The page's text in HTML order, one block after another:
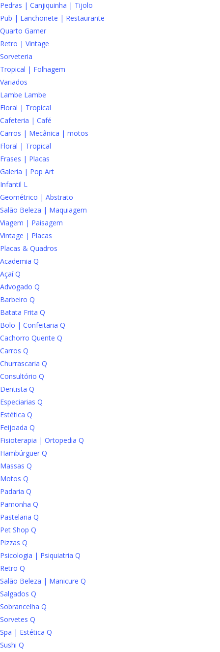
Pedras | Canjiquinha | Tijolo
Pub | Lanchonete | Restaurante
Quarto Gamer
Retro | Vintage
Sorveteria
Tropical | Folhagem
Variados
Lambe Lambe
Floral | Tropical
Cafeteria | Café
Carros | Mecânica | motos
Floral | Tropical
Frases | Placas
Galeria | Pop Art
Infantil L
Geométrico | Abstrato
Salão Beleza | Maquiagem
Viagem | Paisagem
Vintage | Placas
Placas & Quadros
Academia Q
Açaí Q
Advogado Q
Barbeiro Q
Batata Frita Q
Bolo | Confeitaria Q
Cachorro Quente Q
Carros Q
Churrascaria Q
Consultório Q
Dentista Q
Especiarias Q
Estética Q
Feijoada Q
Fisioterapia | Ortopedia Q
Hambúrguer Q
Massas Q
Motos Q
Padaria Q
Pamonha Q
Pastelaria Q
Pet Shop Q
Pizzas Q
Psicologia | Psiquiatria Q
Retro Q
Salão Beleza | Manicure Q
Salgados Q
Sobrancelha Q
Sorvetes Q
Spa | Estética Q
Sushi Q